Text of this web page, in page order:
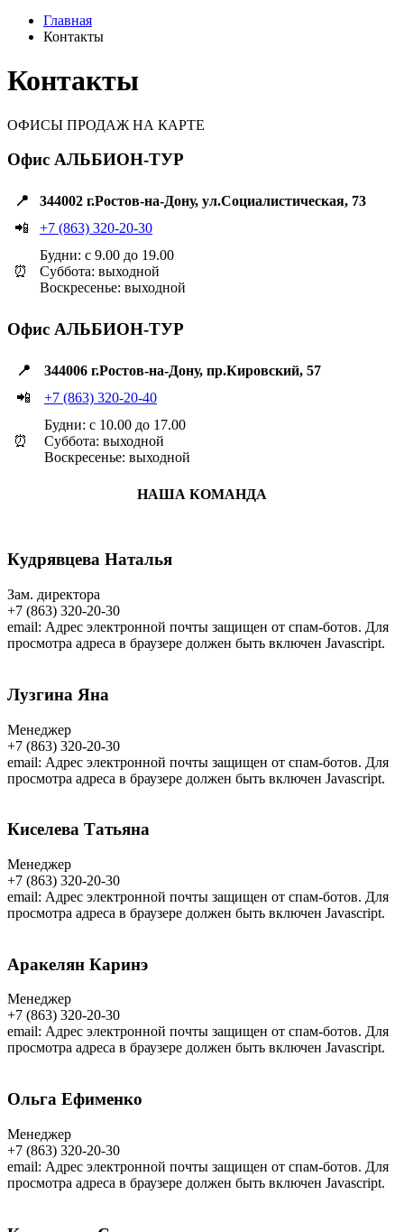
Главная
Контакты
Контакты
ОФИСЫ ПРОДАЖ НА КАРТЕ
Офис АЛЬБИОН-ТУР
📍
344002 г.Ростов-на-Дону, ул.Социалистическая, 73
📲
+7 (863) 320-20-30
⏰
Будни: с 9.00 до 19.00
Суббота: выходной
Воскресенье: выходной
Офис АЛЬБИОН-ТУР
📍
344006 г.Ростов-на-Дону, пр.Кировский, 57
📲
+7 (863) 320-20-40
⏰
Будни: с 10.00 до 17.00
Суббота: выходной
Воскресенье: выходной
НАША КОМАНДА
Кудрявцева Наталья
Зам. директора
+7 (863) 320-20-30
email: Адрес электронной почты защищен от спам-ботов. Для
просмотра адреса в браузере должен быть включен Javascript.
Лузгина Яна
Менеджер
+7 (863) 320-20-30
email: Адрес электронной почты защищен от спам-ботов. Для
просмотра адреса в браузере должен быть включен Javascript.
Киселева Татьяна
Менеджер
+7 (863) 320-20-30
email: Адрес электронной почты защищен от спам-ботов. Для
просмотра адреса в браузере должен быть включен Javascript.
Аракелян Каринэ
Менеджер
+7 (863) 320-20-30
email: Адрес электронной почты защищен от спам-ботов. Для
просмотра адреса в браузере должен быть включен Javascript.
Ольга Ефименко
Менеджер
+7 (863) 320-20-30
email: Адрес электронной почты защищен от спам-ботов. Для
просмотра адреса в браузере должен быть включен Javascript.